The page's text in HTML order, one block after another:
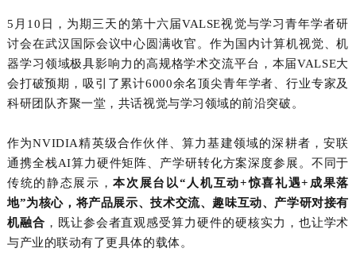
5 月 10 日，为期三天的第十六届VALSE视觉与学习青年学者研
讨会在武汉国际会议中心圆满收官。作为国内计算机视觉、机
器学习领域极具影响力的高规格学术交流平台，本届VALSE大
会打破预期，吸引了累计6000余名顶尖青年学者、行业专家及
科研团队齐聚一堂，共话视觉与学习领域的前沿突破。
作为NVIDIA精英级合作伙伴、算力基建领域的深耕者，安联
通携全栈AI算力硬件矩阵、产学研转化方案深度参展。不同于
传统的静态展示，本次展台以“人机互动+惊喜礼遇+ 成果落
地”为核心，将产品展示、技术交流、趣味互动、产学研对接有
机融合 ，既让参会者直观感受算力硬件的硬核实力，也让学术
与产业的联动有了更具体的载体。